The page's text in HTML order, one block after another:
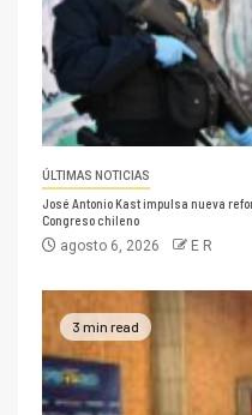
ÚLTIMAS NOTICIAS
José Antonio Kast impulsa nueva
Congreso chileno
agosto 6, 2026 E R
3 min read